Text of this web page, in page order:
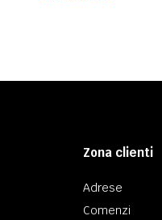
Zona clienti
Adrese
Comenzi